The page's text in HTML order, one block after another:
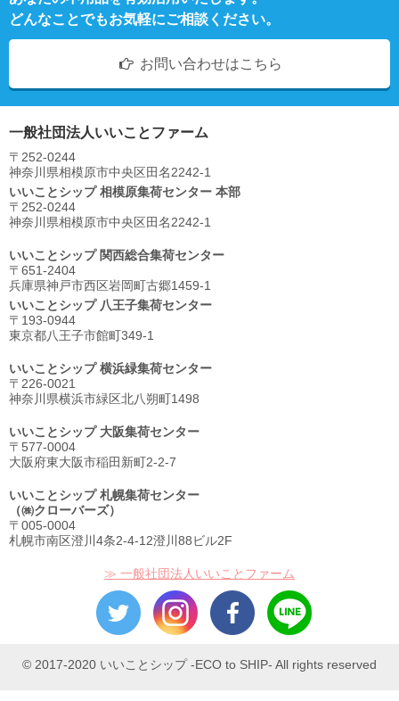
どんなことでもお気軽にご相談ください。
お問い合わせはこちら
一般社団法人いいことファーム
〒252-0244
神奈川県相模原市中央区⽥名2242-1
いいことシップ 相模原集荷センター 本部
〒252-0244
神奈川県相模原市中央区⽥名2242-1
いいことシップ 関西総合集荷センター
〒651-2404
兵庫県神戸市西区岩岡町古郷1459-1
いいことシップ 八王子集荷センター
〒193-0944
東京都八王子市館町349-1
いいことシップ 横浜緑集荷センター
〒226-0021
神奈川県横浜市緑区北八朔町1498
いいことシップ 大阪集荷センター
〒577-0004
大阪府東大阪市稲田新町2-2-7
いいことシップ 札幌集荷センター
（㈱クローバーズ）
〒005-0004
札幌市南区澄川4条2-4-12澄川88ビル2F
≫ 一般社団法人いいことファーム
© 2017-2020 いいことシップ -ECO to SHIP- All rights reserved